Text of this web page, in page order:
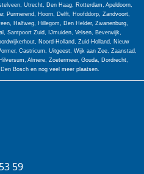
Utrecht, Den Haag, Rotterdam, Apeldoorn,
Purmerend, Hoorn, Delft, Hoofddorp, Zandvoort,
Halfweg, Hillegom, Den Helder, Zwanenburg,
Santpoort Zuid, IJmuiden, Velsen, Beverwijk,
Noord-Holland, Zuid-Holland, Nieuw
Castricum, Uitgeest, Wijk aan Zee, Zaanstad,
Almere, Zoetermeer, Gouda, Dordrecht,
Bosch en nog veel meer plaatsen.
59